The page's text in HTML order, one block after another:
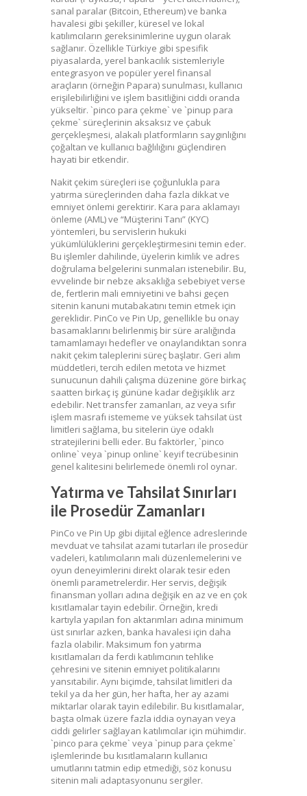
sanal paralar (Bitcoin, Ethereum) ve banka
havalesi gibi şekiller, küresel ve lokal
katılımcıların gereksinimlerine uygun olarak
sağlanır. Özellikle Türkiye gibi spesifik
piyasalarda, yerel bankacılık sistemleriyle
entegrasyon ve popüler yerel finansal
araçların (örneğin Papara) sunulması, kullanıcı
erişilebilirliğini ve işlem basitliğini ciddi oranda
yükseltir. `pinco para çekme` ve `pinup para
çekme` süreçlerinin aksaksız ve çabuk
gerçekleşmesi, alakalı platformların saygınlığını
çoğaltan ve kullanıcı bağlılığını güçlendiren
hayati bir etkendir.
Nakit çekim süreçleri ise çoğunlukla para
yatırma süreçlerinden daha fazla dikkat ve
emniyet önlemi gerektirir. Kara para aklamayı
önleme (AML) ve “Müşterini Tanı” (KYC)
yöntemleri, bu servislerin hukuki
yükümlülüklerini gerçekleştirmesini temin eder.
Bu işlemler dahilinde, üyelerin kimlik ve adres
doğrulama belgelerini sunmaları istenebilir. Bu,
evvelinde bir nebze aksaklığa sebebiyet verse
de, fertlerin mali emniyetini ve bahsi geçen
sitenin kanuni mutabakatını temin etmek için
gereklidir. PinCo ve Pin Up, genellikle bu onay
basamaklarını belirlenmiş bir süre aralığında
tamamlamayı hedefler ve onaylandıktan sonra
nakit çekim taleplerini süreç başlatır. Geri alım
müddetleri, tercih edilen metota ve hizmet
sunucunun dahili çalışma düzenine göre birkaç
saatten birkaç iş gününe kadar değişiklik arz
edebilir. Net transfer zamanları, az veya sıfır
işlem masrafı istememe ve yüksek tahsilat üst
limitleri sağlama, bu sitelerin üye odaklı
stratejilerini belli eder. Bu faktörler, `pinco
online` veya `pinup online` keyif tecrübesinin
genel kalitesini belirlemede önemli rol oynar.
Yatırma ve Tahsilat Sınırları
ile Prosedür Zamanları
PinCo ve Pin Up gibi dijital eğlence adreslerinde
mevduat ve tahsilat azami tutarları ile prosedür
vadeleri, katılımcıların mali düzenlemelerini ve
oyun deneyimlerini direkt olarak tesir eden
önemli parametrelerdir. Her servis, değişik
finansman yolları adına değişik en az ve en çok
kısıtlamalar tayin edebilir. Örneğin, kredi
kartıyla yapılan fon aktarımları adına minimum
üst sınırlar azken, banka havalesi için daha
fazla olabilir. Maksimum fon yatırma
kısıtlamaları da ferdi katılımcının tehlike
çehresini ve sitenin emniyet politikalarını
yansıtabilir. Aynı biçimde, tahsilat limitleri da
tekil ya da her gün, her hafta, her ay azami
miktarlar olarak tayin edilebilir. Bu kısıtlamalar,
başta olmak üzere fazla iddia oynayan veya
ciddi gelirler sağlayan katılımcılar için mühimdir.
`pinco para çekme` veya `pinup para çekme`
işlemlerinde bu kısıtlamaların kullanıcı
umutlarını tatmin edip etmediği, söz konusu
sitenin mali adaptasyonunu sergiler.